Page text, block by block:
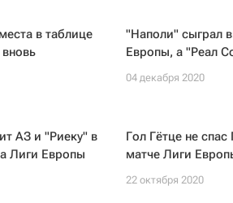
в таблице
"Наполи" сыграл
Европы, а "Реал
04 декабря 2020
АЗ и "Риеку" в
Лиги Европы
Гол Гётце не
матче Лиги
22 октября 2020